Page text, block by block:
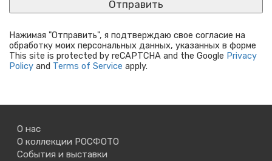
Нажимая "Отправить", я подтверждаю свое согласие на
обработку моих персональных данных, указанных в форме
This site is protected by reCAPTCHA and the Google Privacy
Policy and Terms of Service apply.
О нас
О коллекции РОСФОТО
События и выставки